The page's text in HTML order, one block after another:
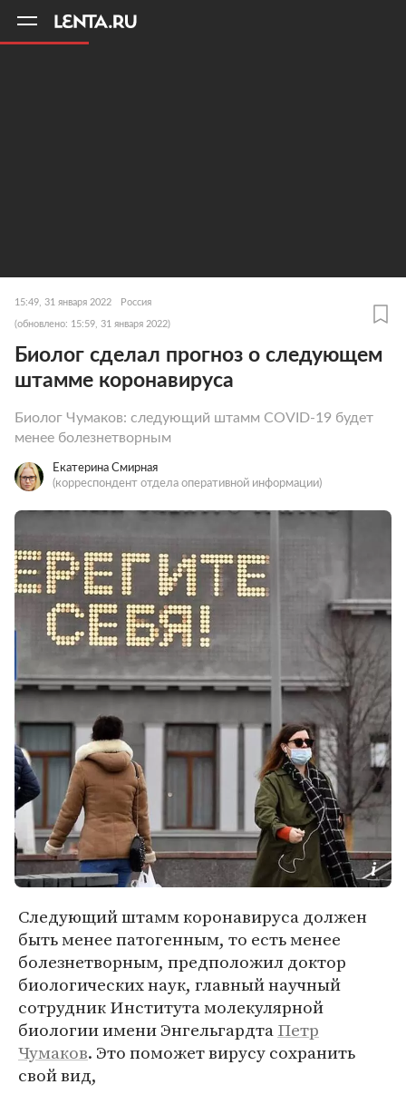
15:49, 31 января 2022 Россия
(обновлено: 15:59, 31 января 2022)
Биолог сделал прогноз о следующем
штамме коронавируса
Биолог Чумаков: следующий штамм COVID-19 будет
менее болезнетворным
Екатерина Смирная
(корреспондент отдела оперативной информации)
Следующий штамм коронавируса должен
быть менее патогенным, то есть менее
болезнетворным, предположил доктор
биологических наук, главный научный
сотрудник Института молекулярной
биологии имени ЭнгельгардтаПетр
Чумаков. Это поможет вирусу сохранить
свой вид,